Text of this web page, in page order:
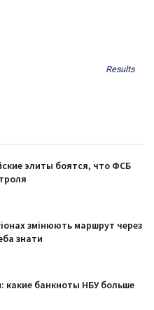
Results
элиты боятся, что ФСБ
змінюють маршрут через
знати
какие банкноты НБУ больше